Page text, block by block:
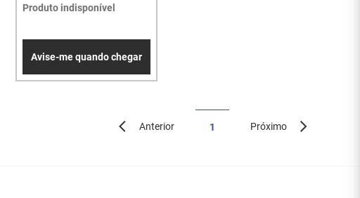
Produto indisponível
Avise-me quando chegar
Anterior 1 Próximo